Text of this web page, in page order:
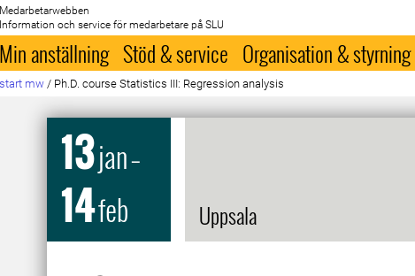
Medarbetarwebben
Information och service för medarbetare på SLU
Min anställning Stöd & service Organisation & styrning
start mw / Ph.D. course Statistics III: Regression analysis
13jan–
14feb Uppsala